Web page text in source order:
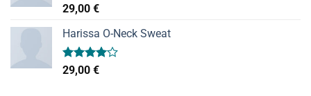
Valorado
con
3.50de
5
29,00 €
Harissa O-Neck Sweat
Valorado
con
29,00 €